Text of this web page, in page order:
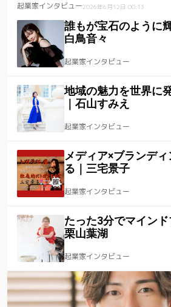
起業家インタビュー2026年6月12日 00:13
誰もが宝石のように
白鳥音々
起業家インタビュー
地域の魅力を世界に
｜石山すみえ
起業家インタビュー
メディア×ブランデ
る｜三宅景子
起業家インタビュー
たった3分でマインド
栗山葉湖
起業家インタビュー